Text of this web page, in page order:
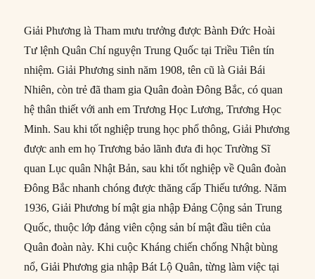
Giải Phương là Tham mưu trưởng được Bành Đức Hoài
Tư lệnh Quân Chí nguyện Trung Quốc tại Triều Tiên tín
nhiệm. Giải Phương sinh năm 1908, tên cũ là Giải Bái
Nhiên, còn trẻ đã tham gia Quân đoàn Đông Bắc, có quan
hệ thân thiết với anh em Trương Học Lương, Trương Học
Minh. Sau khi tốt nghiệp trung học phổ thông, Giải Phương
được anh em họ Trương bảo lãnh đưa đi học Trường Sĩ
quan Lục quân Nhật Bản, sau khi tốt nghiệp về Quân đoàn
Đông Bắc nhanh chóng được thăng cấp Thiếu tướng. Năm
1936, Giải Phương bí mật gia nhập Đảng Cộng sản Trung
Quốc, thuộc lớp đảng viên cộng sản bí mật đầu tiên của
Quân đoàn này. Khi cuộc Kháng chiến chống Nhật bùng
nổ, Giải Phương gia nhập Bát Lộ Quân, từng làm việc tại